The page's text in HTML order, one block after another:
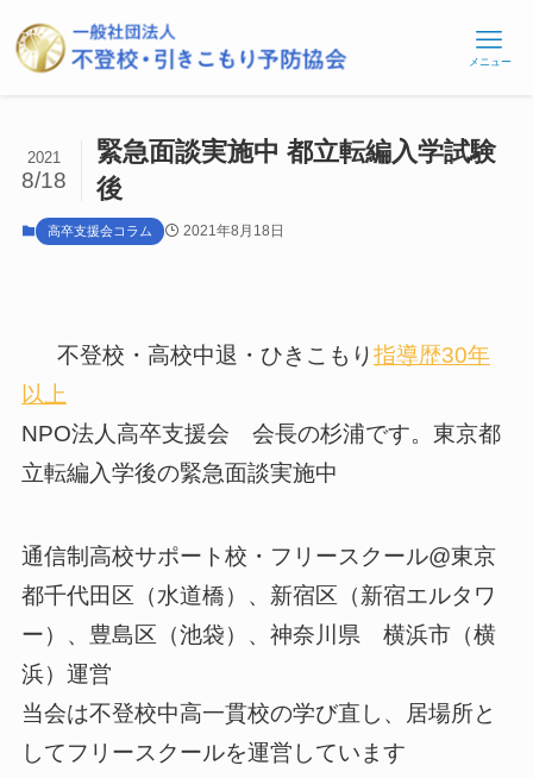
メニュー
緊急面談実施中 都立転編入学試験
後
2021
8/18
高卒支援会コラム 2021年8月18日
不登校・高校中退・ひきこもり指導歴30年
以上
NPO法人高卒支援会 会長の杉浦です。東京都
立転編入学後の緊急面談実施中
通信制高校サポート校・フリースクール@東京
都千代田区（水道橋）、新宿区（新宿エルタワ
ー）、豊島区（池袋）、神奈川県 横浜市（横
浜）運営
当会は不登校中高一貫校の学び直し、居場所と
してフリースクールを運営しています